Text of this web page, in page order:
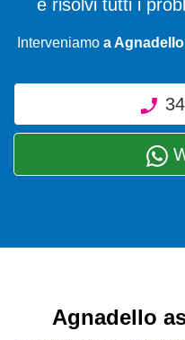
e risolvi tutti i
Interveniamo a
Agnadello